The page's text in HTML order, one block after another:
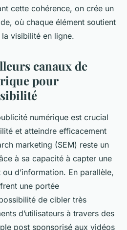
cette cohérence, on crée un
où chaque élément soutient
la visibilité en ligne.
canaux de
pour
numérique est crucial
et atteindre efficacement
marketing (SEM) reste un
à sa capacité à capter une
ou d’information. En parallèle,
une portée
de cibler très
d’utilisateurs à travers des
post sponsorisé aux vidéos